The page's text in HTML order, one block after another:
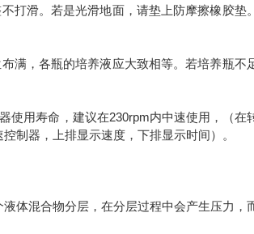
打滑。若是光滑地面，请垫上防摩擦橡胶垫
满，各瓶的培养液应大致相等。若培养瓶不
使用寿命，建议在230rpm内中速使用，（在
制器，上排显示速度，下排显示时间）。
体混合物分层，在分层过程中会产生压力，